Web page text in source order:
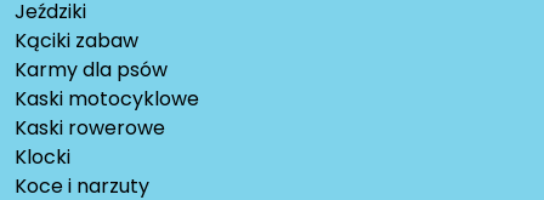
Jeździki
Kąciki zabaw
Karmy dla psów
Kaski motocyklowe
Kaski rowerowe
Klocki
Koce i narzuty